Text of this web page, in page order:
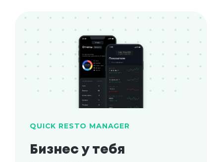
QUICK RESTO MANAGER
Бизнес у тебя